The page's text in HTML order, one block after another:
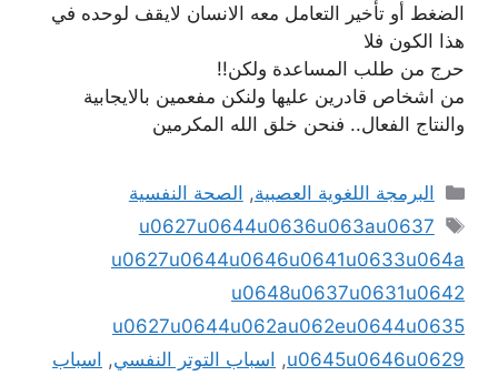
الضغط أو تأخير التعامل معه الانسان لايقف لوحده في
هذا الكون فلا
حرج من طلب المساعدة ولكن!!
من اشخاص قادرين عليها ولنكن مفعمين بالايجابية
والنتاج الفعال.. فنحن خلق الله المكرمين
التصنيفات
البرمجة اللغوية العصبية, الصحة النفسية
الوسوم
u0627u0644u0636u063au0637
u0627u0644u0646u0641u0633u064a
u0648u0637u0631u0642
u0627u0644u062au062eu0644u0635
u0645u0646u0629
, اسباب التوتر النفسي, اسباب